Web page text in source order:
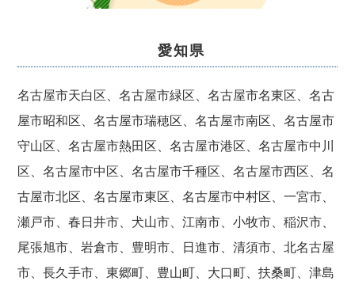
愛知県
名古屋市天白区、名古屋市緑区、名古屋市名東区、名古
屋市昭和区、名古屋市瑞穂区、名古屋市南区、名古屋市
守山区、名古屋市熱田区、名古屋市港区、名古屋市中川
区、名古屋市中区、名古屋市千種区、名古屋市西区、名
古屋市北区、名古屋市東区、名古屋市中村区、一宮市、
瀬戸市、春日井市、犬山市、江南市、小牧市、稲沢市、
尾張旭市、岩倉市、豊明市、日進市、清須市、北名古屋
市、長久手市、東郷町、豊山町、大口町、扶桑町、津島